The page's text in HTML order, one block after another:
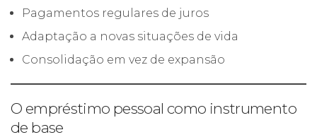
Pagamentos regulares de juros
Adaptação a novas situações de vida
Consolidação em vez de expansão
O empréstimo pessoal como instrumento
de base